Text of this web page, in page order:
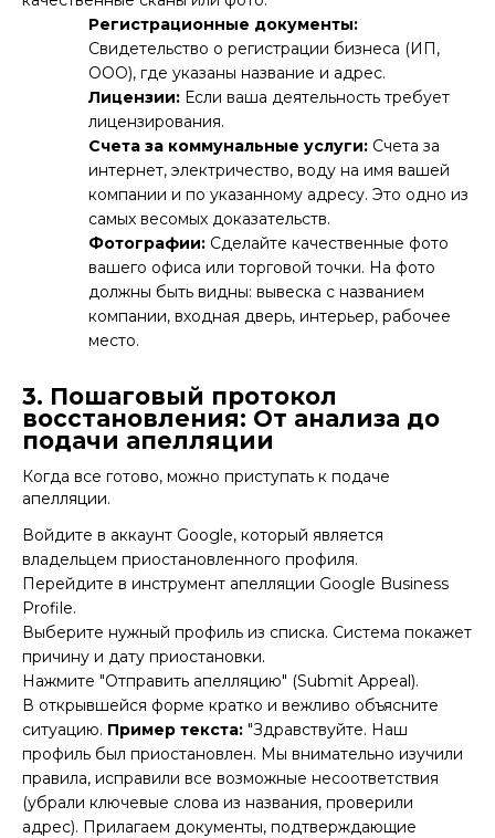
Регистрационные документы:
Свидетельство о регистрации бизнеса (ИП,
ООО), где указаны название и адрес.
Лицензии: Если ваша деятельность требует
лицензирования.
Счета за коммунальные услуги: Счета за
интернет, электричество, воду на имя вашей
компании и по указанному адресу. Это одно из
самых весомых доказательств.
Фотографии: Сделайте качественные фото
вашего офиса или торговой точки. На фото
должны быть видны: вывеска с названием
компании, входная дверь, интерьер, рабочее
место.
3. Пошаговый протокол
восстановления: От анализа до
подачи апелляции
Когда все готово, можно приступать к подаче
апелляции.
Войдите в аккаунт Google, который является
владельцем приостановленного профиля.
Перейдите в инструмент апелляции Google Business
Profile.
Выберите нужный профиль из списка. Система покажет
причину и дату приостановки.
Нажмите "Отправить апелляцию" (Submit Appeal).
В открывшейся форме кратко и вежливо объясните
ситуацию. Пример текста: "Здравствуйте. Наш
профиль был приостановлен. Мы внимательно изучили
правила, исправили все возможные несоответствия
(убрали ключевые слова из названия, проверили
адрес). Прилагаем документы, подтверждающие